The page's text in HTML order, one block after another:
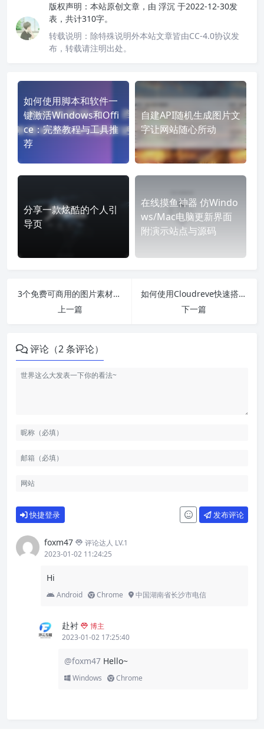
版权声明： 本站原创文章，由 浮沉 于2022-12-30发
表，共计310字。
转载说明： 除特殊说明外本站文章皆由CC-4.0协议发
布，转载请注明出处。
如何使用脚本和软件一
键激活Windows和Offi
ce：完整教程与工具推
荐
自建API随机生成图片文
字让网站随心所动
分享一款炫酷的个人引
导页
在线摸鱼神器 仿Windo
ws/Mac电脑更新界面
附演示站点与源码
3个免费可商用的图片素材网站
上一篇
如何使用Cloudreve快速搭建一个属于自己的个人云盘
下一篇
评论（2 条评论）
快捷登录 发布评论
foxm47
评论达人 LV.1
2023-01-02 11:24:25
Hi
Android Chrome 中国湖南省长沙市电信
赴衬
博主
2023-01-02 17:25:40
@foxm47 Hello~
Windows Chrome